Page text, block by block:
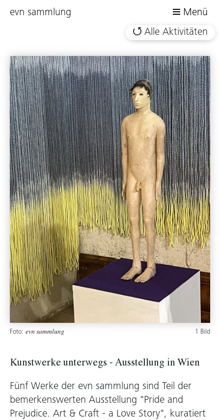
evn sammlung
Menü
Alle Aktivitäten
Foto: evn sammlung 1 Bild
Kunstwerke unterwegs - Ausstellung in Wien
Fünf Werke der evn sammlung sind Teil der
bemerkenswerten Ausstellung "Pride and
Prejudice. Art & Craft - a Love Story", kuratiert